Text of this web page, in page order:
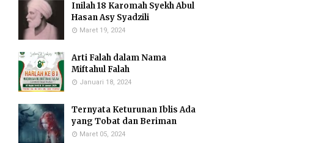
Inilah 18 Karomah Syekh Abul
Hasan Asy Syadzili
Maret 19, 2024
Arti Falah dalam Nama
Miftahul Falah
Januari 18, 2024
Ternyata Keturunan Iblis Ada
yang Tobat dan Beriman
Maret 05, 2024